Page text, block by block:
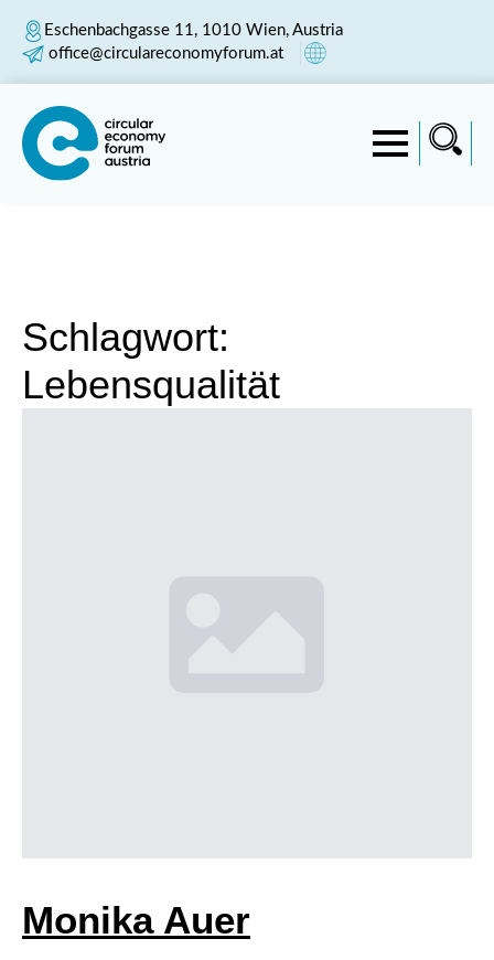
Eschenbachgasse 11, 1010 Wien, Austria
office@circulareconomyforum.at
Schlagwort:
Lebensqualität
Monika Auer